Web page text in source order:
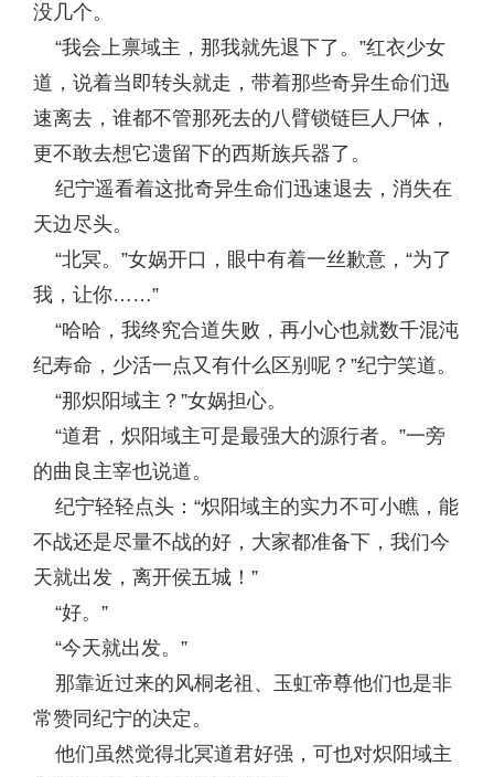
没几个。
“我会上禀域主，那我就先退下了。”红衣少女
道，说着当即转头就走，带着那些奇异生命们迅
速离去，谁都不管那死去的八臂锁链巨人尸体，
更不敢去想它遗留下的西斯族兵器了。
纪宁遥看着这批奇异生命们迅速退去，消失在
天边尽头。
“北冥。”女娲开口，眼中有着一丝歉意，“为了
我，让你……”
“哈哈，我终究合道失败，再小心也就数千混沌
纪寿命，少活一点又有什么区别呢？”纪宁笑道。
“那炽阳域主？”女娲担心。
“道君，炽阳域主可是最强大的源行者。”一旁
的曲良主宰也说道。
纪宁轻轻点头：“炽阳域主的实力不可小瞧，能
不战还是尽量不战的好，大家都准备下，我们今
天就出发，离开侯五城！”
“好。”
“今天就出发。”
那靠近过来的风桐老祖、玉虹帝尊他们也是非
常赞同纪宁的决定。
他们虽然觉得北冥道君好强，可也对炽阳域主